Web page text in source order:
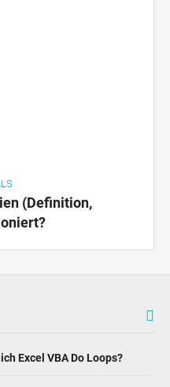
- Wie erstelle ich